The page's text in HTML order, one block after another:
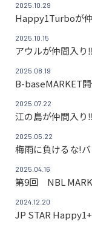
2025.10.29
Happy1Turboが
2025.10.15
アウルが仲間入り‼
2025.08.19
B-baseMARKET
2025.07.22
江の島が仲間入り‼
2025.05.22
梅雨に負けるな!
2025.04.16
第9回 NBL
2024.12.20
JP STAR